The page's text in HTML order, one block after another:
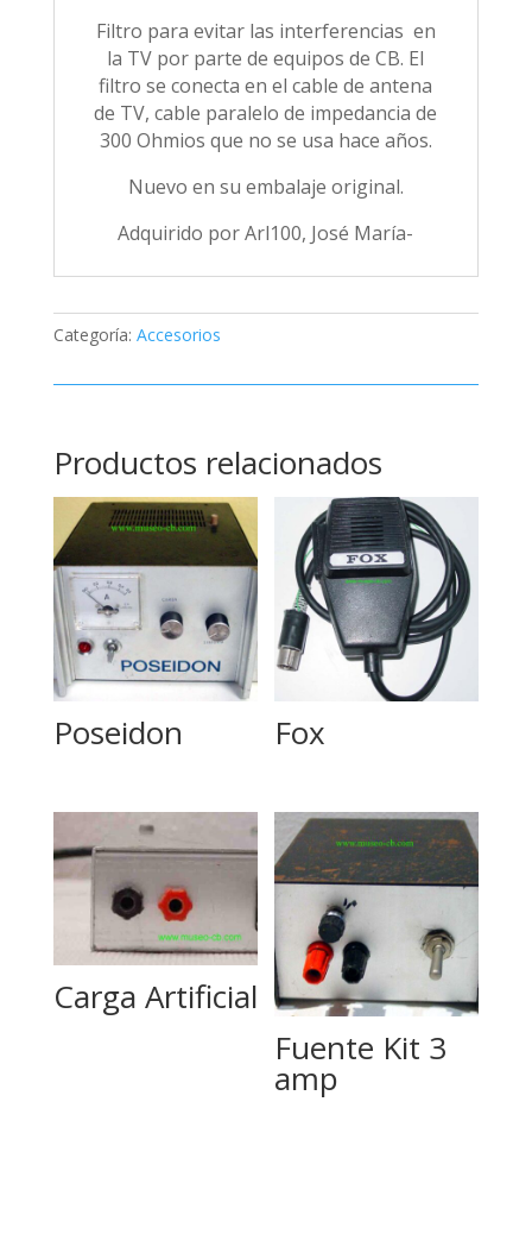
Filtro para evitar las interferencias en
la TV por parte de equipos de CB. El
filtro se conecta en el cable de antena
de TV, cable paralelo de impedancia de
300 Ohmios que no se usa hace años.
Nuevo en su embalaje original.
Adquirido por Arl100, José María-
Categoría: Accesorios
Productos relacionados
Poseidon Fox
Carga Artificial
Fuente Kit 3
amp